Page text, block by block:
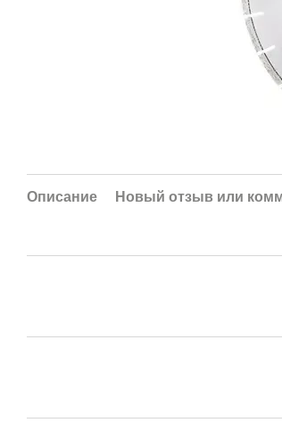
Описание Новый отзыв или